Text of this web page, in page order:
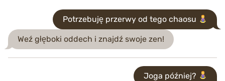
Potrzebuję przerwy od tego chaosu
Weź głęboki oddech i znajdź swoje zen!
Joga później?